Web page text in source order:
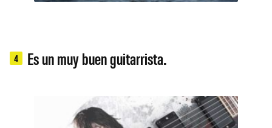
4 Es un muy buen guitarrista.